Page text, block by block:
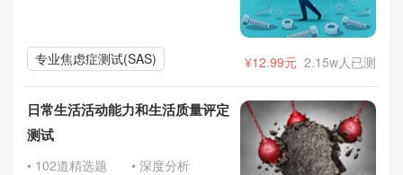
专业焦虑症测试(SAS) 2.15w人已测
¥12.99元
日常生活活动能力和生活质量评定
测试
• 102道精选题 • 深度分析